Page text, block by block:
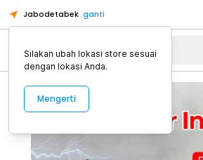
Jabodetabek ganti
Alat Kopi
Silakan ubah lokasi store sesuai
dengan lokasi Anda.
Mengerti